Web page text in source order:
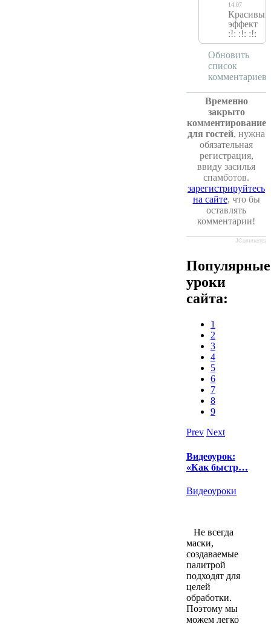
14:07
Красивый
эффект
:!: :!: :!:
Обновить
список
комментариев
Временно
закрыто
комментирование
для гостей, нужна
обязательная
регистрация,
ввиду засилья
спамботов.
зарегистрируйтесь
на сайте, что бы
оставлять
комментарии!
JComments
Популярные
уроки
сайта:
1
2
3
4
5
6
7
8
9
Prev Next
Видеоурок:
«Как быстр…
Видеоуроки
Не всегда
маски,
создаваемые
палитрой
подходят для
целей
обработки.
Поэтому мы
можем легко